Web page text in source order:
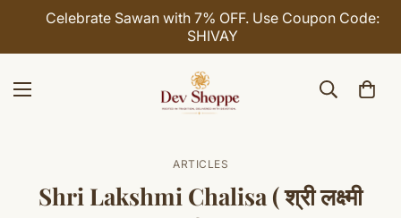
Celebrate Sawan with 7% OFF. Use Coupon Code:
SHIVAY
ARTICLES
Shri Lakshmi Chalisa ( श्री लक्ष्मी